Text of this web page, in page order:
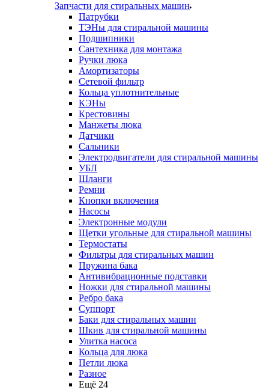
Запчасти для стиральных машин
Патрубки
ТЭНы для стиральной машины
Подшипники
Сантехника для монтажа
Ручки люка
Амортизаторы
Сетевой фильтр
Кольца уплотнительные
КЭНы
Крестовины
Манжеты люка
Датчики
Сальники
Электродвигатели для стиральной машины
УБЛ
Шланги
Ремни
Кнопки включения
Насосы
Электронные модули
Щетки угольные для стиральной машины
Термостаты
Фильтры для стиральных машин
Пружина бака
Антивибрационные подставки
Ножки для стиральной машины
Ребро бака
Суппорт
Баки для стиральных машин
Шкив для стиральной машины
Улитка насоса
Кольца для люка
Петли люка
Разное
Ещё 24